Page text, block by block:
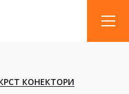
КОНЕКТОРИ